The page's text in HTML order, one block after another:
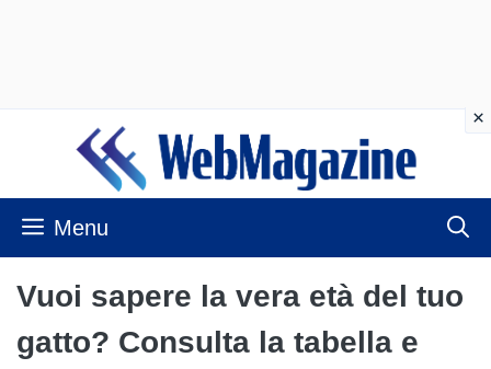
contenuto
Menu
Vuoi sapere la vera età del tuo
gatto? Consulta la tabella e